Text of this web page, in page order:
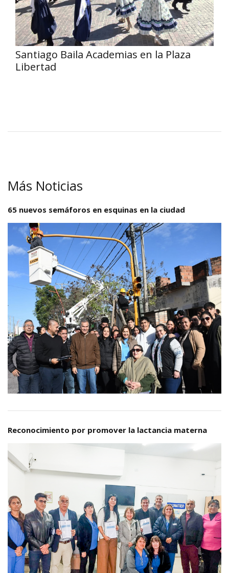
Santiago Baila Academias en la Plaza
Libertad
Más Noticias
65 nuevos semáforos en esquinas en la ciudad
Reconocimiento por promover la lactancia materna